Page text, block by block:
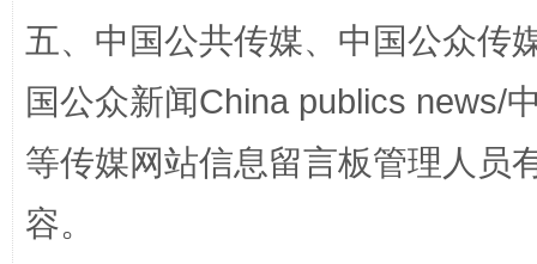
扯下公款旅游的“隐身衣” 如何以
五、中国公共传媒、中国公众传
国公众新闻China publics news/
等传媒网站信息留言板管理人员
容。